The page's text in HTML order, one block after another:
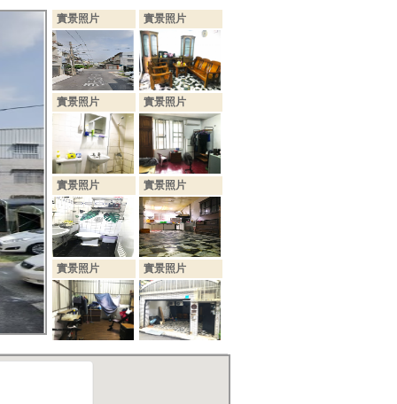
實景照片 實景照片
實景照片 實景照片
實景照片 實景照片
實景照片 實景照片